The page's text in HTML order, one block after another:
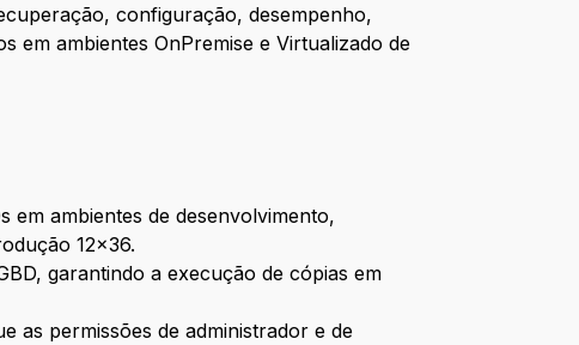
configuração, desempenho,
em ambientes OnPremise e Virtualizado de
em ambientes de desenvolvimento,
12x36.
garantindo a execução de cópias em
as permissões de administrador e de